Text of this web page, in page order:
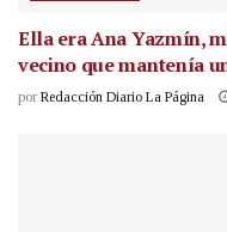
Ella era Ana Yazmín,
vecino que mantenía
por Redacción Diario La Página